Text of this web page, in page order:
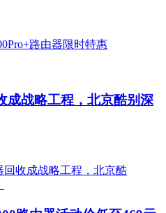
成战略工程，北京酷别深